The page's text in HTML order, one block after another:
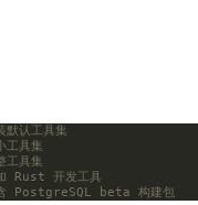
默认工具集
工具集
工具集
Rust 开发工具
PostgreSQL beta 构建包